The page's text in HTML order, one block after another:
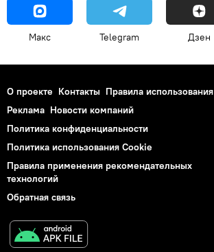
Макс Telegram Дзен
О проекте Контакты Правила использования
Реклама Новости компаний
Политика конфиденциальности
Политика использования Cookie
Правила применения рекомендательных
технологий
Обратная связь